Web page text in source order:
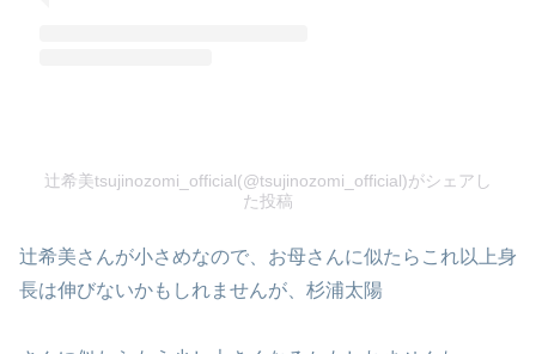
辻希美tsujinozomi_official(@tsujinozomi_official)がシェアし
た投稿
辻希美さんが小さめなので、お母さんに似たらこれ以上身
長は伸びないかもしれませんが、杉浦太陽